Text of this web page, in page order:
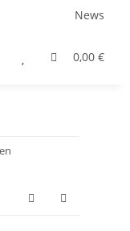
News
0,00 €